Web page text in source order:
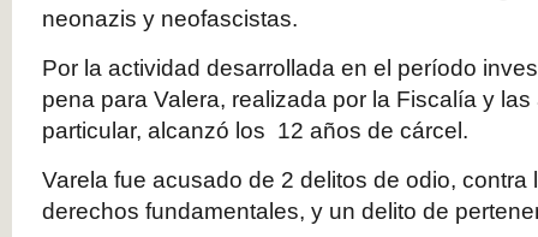
neonazis y neofascistas.
Por la actividad desarrollada en el período
pena para Valera, realizada por la Fiscalía y
particular, alcanzó los 12 años de cárcel.
Varela fue acusado de 2 delitos de odio, contra
derechos fundamentales, y un delito de